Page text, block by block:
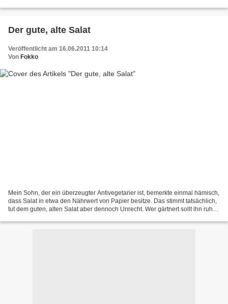
Der gute, alte Salat
Veröffentlicht am 16.06.2011 10:14
Von Fokko
Mein Sohn, der ein überzeugter Antivegetarier ist, bemerkte einmal hämisch,
dass Salat in etwa den Nährwert von Papier besitze. Das stimmt tatsächlich,
tut dem guten, alten Salat aber dennoch Unrecht. Wer gärtnert sollt ihn ruhig